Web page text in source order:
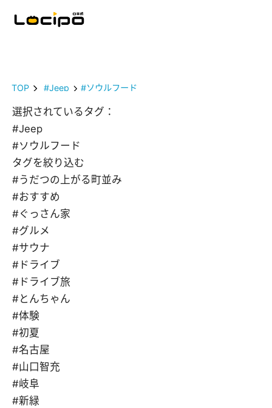
TOP #Jeep #ソウルフード
選択されているタグ：
#Jeep
#ソウルフード
タグを絞り込む
#うだつの上がる町並み
#おすすめ
#ぐっさん家
#グルメ
#サウナ
#ドライブ
#ドライブ旅
#とんちゃん
#体験
#初夏
#名古屋
#山口智充
#岐阜
#新緑